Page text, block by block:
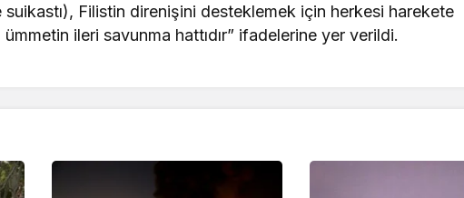
suikastı), Filistin direnişini desteklemek için herkesi harekete
ileri savunma hattıdır” ifadelerine yer verildi.